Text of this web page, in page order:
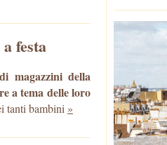
festa
magazzini della
a tema delle loro
tanti bambini »